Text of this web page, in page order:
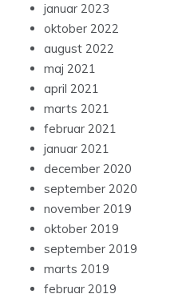
januar 2023
oktober 2022
august 2022
maj 2021
april 2021
marts 2021
februar 2021
januar 2021
december 2020
september 2020
november 2019
oktober 2019
september 2019
marts 2019
februar 2019